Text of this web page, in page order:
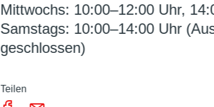
Mittwochs: 10:00–12:00 Uhr,
Samstags: 10:00–14:00 Uhr
geschlossen)
Teilen